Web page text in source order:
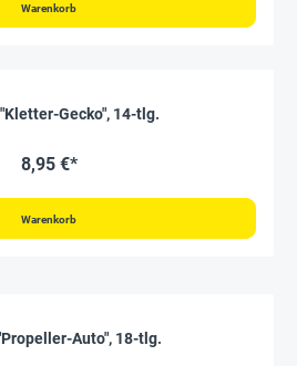
Warenkorb
Gecko", 14-tlg.
8,95 €*
Warenkorb
Auto", 18-tlg.